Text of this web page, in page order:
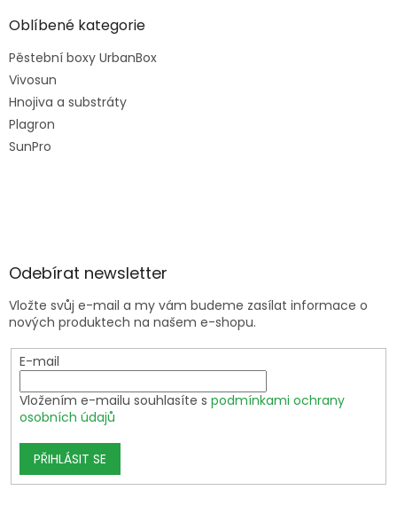
Oblíbené kategorie
Pěstební boxy UrbanBox
Vivosun
Hnojiva a substráty
Plagron
SunPro
Odebírat newsletter
Vložte svůj e-mail a my vám budeme zasílat informace o
nových produktech na našem e-shopu.
E-mail
Vložením e-mailu souhlasíte s podmínkami ochrany
osobních údajů
PŘIHLÁSIT SE